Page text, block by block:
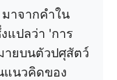
าจากคำใน
แปลว่า 'การ
ายบนตัวปศุสัตว์
แนวคิดของ